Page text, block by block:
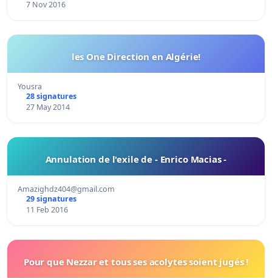
7 Nov 2016
les One Direction en Algérie!
Yousra
28 signatures
27 May 2014
Annulation de l'exile de - Enrico Macias -
Amazighdz404@gmail.com
29 signatures
11 Feb 2016
Pour que Nezzar et tous ses acolytes soient jugés !